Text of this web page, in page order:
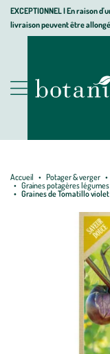
Aller
Aller
au
Aller
au
page
EXCEPTIONNEL I En raison
livraison peuvent être
Nos produits
Jardinerie
Accueil Potager & verger
Graines potagères
Graines de Tomatillo